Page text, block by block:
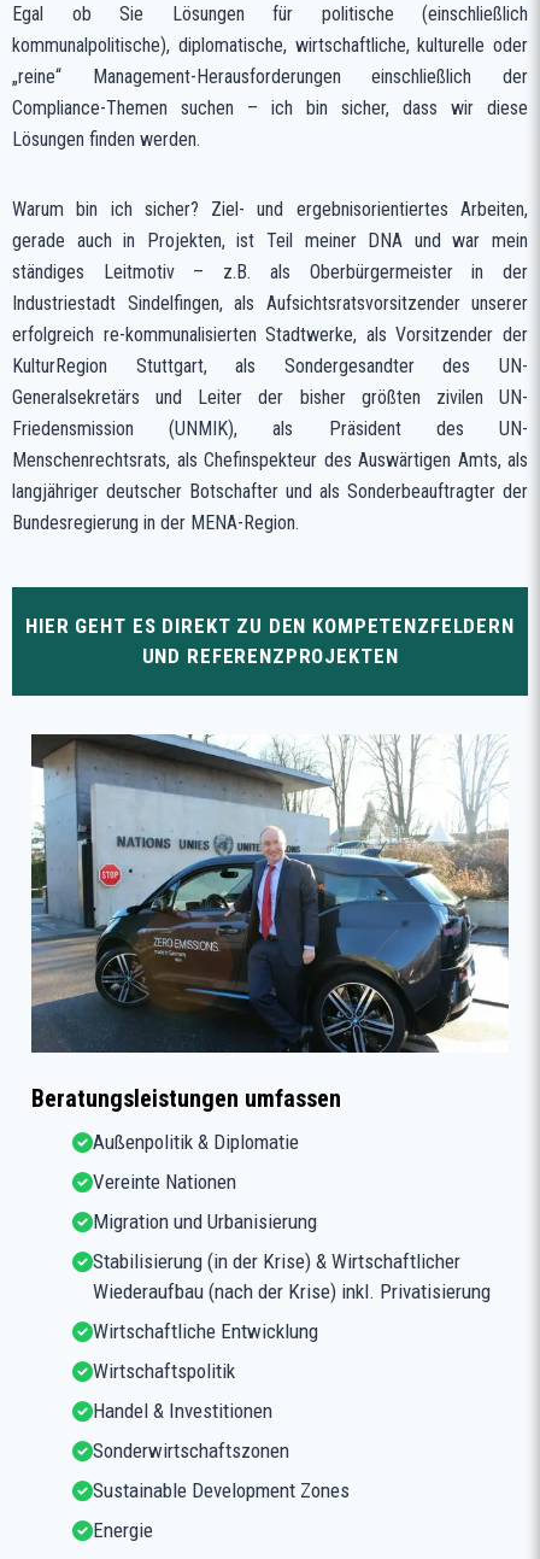
Egal ob Sie Lösungen für politische (einschließlich
kommunalpolitische), diplomatische, wirtschaftliche, kulturelle oder
„reine“ Management-Herausforderungen einschließlich der
Compliance-Themen suchen – ich bin sicher, dass wir diese
Lösungen finden werden.
Warum bin ich sicher? Ziel- und ergebnisorientiertes Arbeiten,
gerade auch in Projekten, ist Teil meiner DNA und war mein
ständiges Leitmotiv – z.B. als Oberbürgermeister in der
Industriestadt Sindelfingen, als Aufsichtsratsvorsitzender unserer
erfolgreich re-kommunalisierten Stadtwerke, als Vorsitzender der
KulturRegion Stuttgart, als Sondergesandter des UN-
Generalsekretärs und Leiter der bisher größten zivilen UN-
Friedensmission (UNMIK), als Präsident des UN-
Menschenrechtsrats, als Chefinspekteur des Auswärtigen Amts, als
langjähriger deutscher Botschafter und als Sonderbeauftragter der
Bundesregierung in der MENA-Region.
HIER GEHT ES DIREKT ZU DEN KOMPETENZFELDERN
UND REFERENZPROJEKTEN
Beratungsleistungen umfassen
Außenpolitik & Diplomatie
Vereinte Nationen
Migration und Urbanisierung
Stabilisierung (in der Krise) & Wirtschaftlicher
Wiederaufbau (nach der Krise) inkl. Privatisierung
Wirtschaftliche Entwicklung
Wirtschaftspolitik
Handel & Investitionen
Sonderwirtschaftszonen
Sustainable Development Zones
Energie